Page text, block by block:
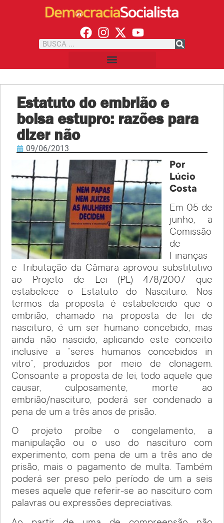
Estatuto do embrião e
bolsa estupro: razões para
dizer não
09/06/2013
Por
Lúcio
Costa
Em 05 de
junho, a
Comissão
de
Finanças
e Tributação da Câmara aprovou substitutivo
ao Projeto de Lei (PL) 478/2007 que
estabelece o Estatuto do Nascituro. Nos
termos da proposta é estabelecido que o
embrião, chamado na proposta de lei de
nascituro, é um ser humano concebido, mas
ainda não nascido, aplicando este conceito
inclusive a “seres humanos concebidos in
vitro”, produzidos por meio de clonagem.
Consoante a proposta de lei, todo aquele que
causar, culposamente, morte ao
embrião/nascituro, poderá ser condenado a
pena de um a três anos de prisão.
O projeto proíbe o congelamento, a
manipulação ou o uso do nascituro com
experimento, com pena de um a três ano de
prisão, mais o pagamento de multa. Também
poderá ser preso pelo período de um a seis
meses aquele que referir-se ao nascituro com
palavras ou expressões depreciativas.